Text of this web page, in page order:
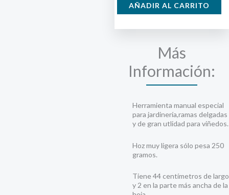
Pajarita
AÑADIR AL CARRITO
Más
Información:
Herramienta manual especial
para jardinería,ramas delgadas
y de gran utlidad para viñedos.
Hoz muy ligera sólo pesa 250
gramos.
Tiene 44 centímetros de largo
y 2 en la parte más ancha de la